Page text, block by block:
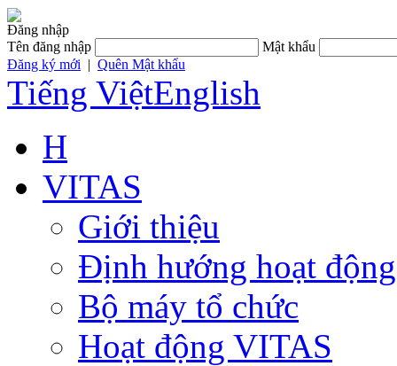
Đăng nhập
Tên đăng nhập
Mật khẩu
Đăng ký mới | Quên Mật khẩu
Tiếng ViệtEnglish
H
VITAS
Giới thiệu
Định hướng hoạt động
Bộ máy tổ chức
Hoạt động VITAS